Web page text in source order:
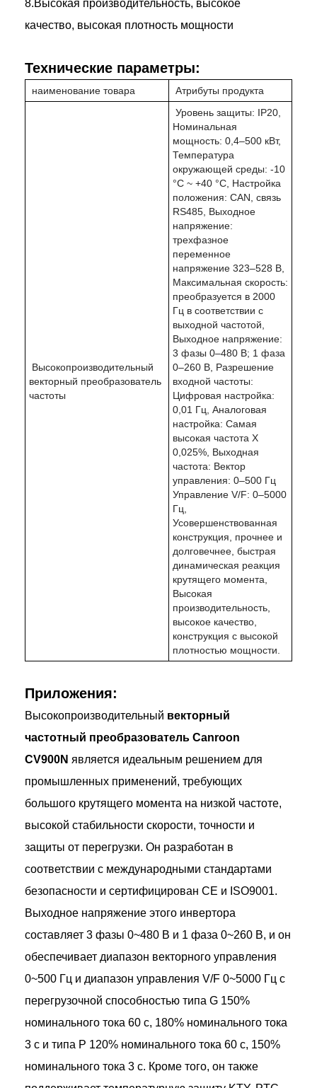
8.Высокая производительность, высокое
качество, высокая плотность мощности
Технические параметры:
наименование товара Атрибуты продукта
Высокопроизводительный
векторный преобразователь
частоты
Уровень защиты: IP20,
Номинальная
мощность: 0,4–500 кВт,
Температура
окружающей среды: -10
°C ~ +40 °C, Настройка
положения: CAN, связь
RS485, Выходное
напряжение:
трехфазное
переменное
напряжение 323–528 В,
Максимальная скорость:
преобразуется в 2000
Гц в соответствии с
выходной частотой,
Выходное напряжение:
3 фазы 0–480 В; 1 фаза
0–260 В, Разрешение
входной частоты:
Цифровая настройка:
0,01 Гц, Аналоговая
настройка: Самая
высокая частота X
0,025%, Выходная
частота: Вектор
управления: 0–500 Гц
Управление V/F: 0–5000
Гц,
Усовершенствованная
конструкция, прочнее и
долговечнее, быстрая
динамическая реакция
крутящего момента,
Высокая
производительность,
высокое качество,
конструкция с высокой
плотностью мощности.
Приложения:
Высокопроизводительный векторный
частотный преобразователь Canroon
CV900N является идеальным решением для
промышленных применений, требующих
большого крутящего момента на низкой частоте,
высокой стабильности скорости, точности и
защиты от перегрузки. Он разработан в
соответствии с международными стандартами
безопасности и сертифицирован CE и ISO9001.
Выходное напряжение этого инвертора
составляет 3 фазы 0~480 В и 1 фаза 0~260 В, и он
обеспечивает диапазон векторного управления
0~500 Гц и диапазон управления V/F 0~5000 Гц с
перегрузочной способностью типа G 150%
номинального тока 60 с, 180% номинального тока
3 с и типа P 120% номинального тока 60 с, 150%
номинального тока 3 с. Кроме того, он также